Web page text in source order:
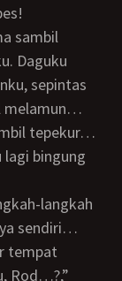
Daguku
sepintas
melamun…
tepekur…
bingung
sendiri…
tempat
Rod…?,”